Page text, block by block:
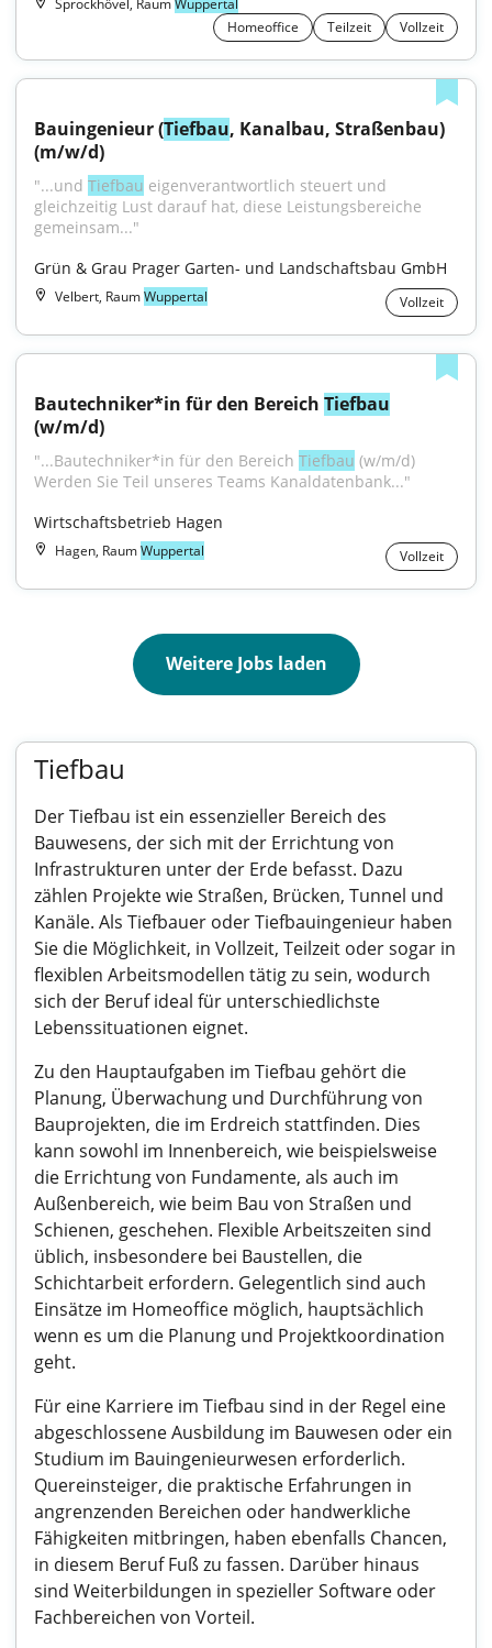
Sprockhövel, RaumWuppertal
Homeoffice
Teilzeit Vollzeit
Bauingenieur (Tiefbau, Kanalbau, Straßenbau)
(m/w/d)
"...und Tiefbau eigenverantwortlich steuert und
gleichzeitig Lust darauf hat, diese Leistungsbereiche
gemeinsam..."
Grün & Grau Prager Garten- und Landschaftsbau GmbH
Velbert, RaumWuppertal Vollzeit
Bautechniker*in für den Bereich Tiefbau
(w/m/d)
"...Bautechniker*in für den Bereich Tiefbau (w/m/d)
Werden Sie Teil unseres Teams Kanaldatenbank..."
Wirtschaftsbetrieb Hagen
Hagen, RaumWuppertal Vollzeit
Weitere Jobs laden
Tiefbau
Der Tiefbau ist ein essenzieller Bereich des
Bauwesens, der sich mit der Errichtung von
Infrastrukturen unter der Erde befasst. Dazu
zählen Projekte wie Straßen, Brücken, Tunnel und
Kanäle. Als Tiefbauer oder Tiefbauingenieur haben
Sie die Möglichkeit, in Vollzeit, Teilzeit oder sogar in
flexiblen Arbeitsmodellen tätig zu sein, wodurch
sich der Beruf ideal für unterschiedlichste
Lebenssituationen eignet.
Zu den Hauptaufgaben im Tiefbau gehört die
Planung, Überwachung und Durchführung von
Bauprojekten, die im Erdreich stattfinden. Dies
kann sowohl im Innenbereich, wie beispielsweise
die Errichtung von Fundamente, als auch im
Außenbereich, wie beim Bau von Straßen und
Schienen, geschehen. Flexible Arbeitszeiten sind
üblich, insbesondere bei Baustellen, die
Schichtarbeit erfordern. Gelegentlich sind auch
Einsätze im Homeoffice möglich, hauptsächlich
wenn es um die Planung und Projektkoordination
geht.
Für eine Karriere im Tiefbau sind in der Regel eine
abgeschlossene Ausbildung im Bauwesen oder ein
Studium im Bauingenieurwesen erforderlich.
Quereinsteiger, die praktische Erfahrungen in
angrenzenden Bereichen oder handwerkliche
Fähigkeiten mitbringen, haben ebenfalls Chancen,
in diesem Beruf Fuß zu fassen. Darüber hinaus
sind Weiterbildungen in spezieller Software oder
Fachbereichen von Vorteil.